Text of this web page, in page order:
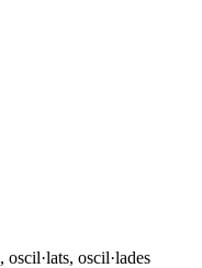
, oscil·lats, oscil·lades